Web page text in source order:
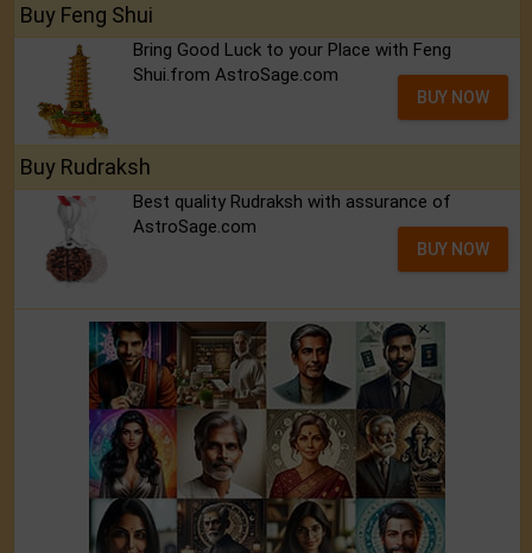
Buy Feng Shui
Bring Good Luck to your Place with Feng
Shui.from AstroSage.com
BUY NOW
Buy Rudraksh
Best quality Rudraksh with assurance of
AstroSage.com
BUY NOW